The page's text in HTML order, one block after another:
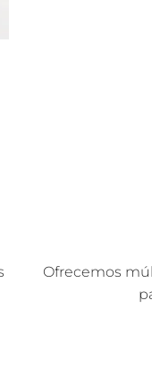
Ofrecemos